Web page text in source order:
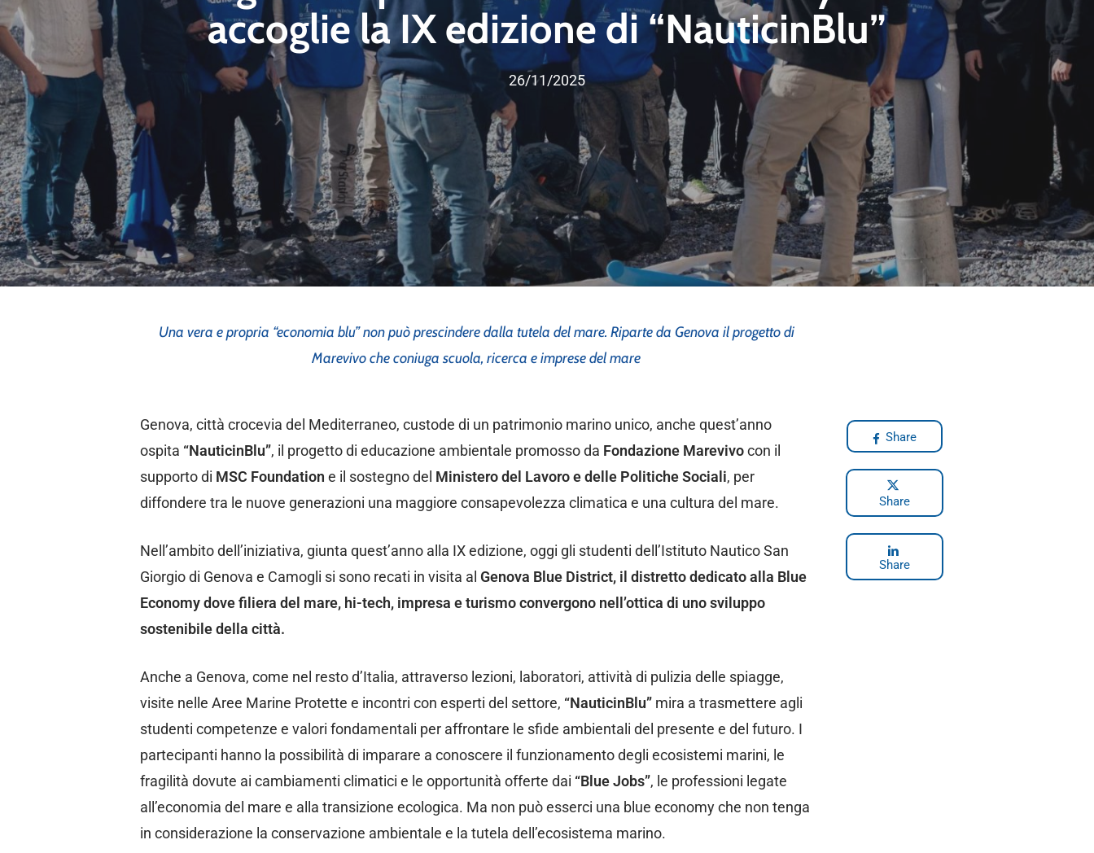
accoglie la IX edizione di “NauticinBlu”
26/11/2025
Una vera e propria “economia blu” non può prescindere dalla tutela del mare. Riparte da Genova il progetto di
Marevivo che coniuga scuola, ricerca e imprese del mare
Genova, città crocevia del Mediterraneo, custode di un patrimonio marino unico, anche quest’anno
ospita “NauticinBlu”, il progetto di educazione ambientale promosso da Fondazione Marevivocon il
supporto di MSC Foundation e il sostegno del Ministero del Lavoro e delle Politiche Sociali, per
diffondere tra le nuove generazioni una maggiore consapevolezza climatica e una cultura del mare.
Nell’ambito dell’iniziativa, giunta quest’anno alla IX edizione, oggi gli studenti dell’Istituto Nautico San
Giorgio di Genova e Camogli si sono recati in visita al Genova Blue District, il distretto dedicato alla Blue
Economy dove filiera del mare, hi-tech, impresa e turismo convergono nell’ottica di uno sviluppo
sostenibile della città.
Anche a Genova, come nel resto d’Italia, attraverso lezioni, laboratori, attività di pulizia delle spiagge,
visite nelle Aree Marine Protette e incontri con esperti del settore, “NauticinBlu” mira a trasmettere agli
studenti competenze e valori fondamentali per affrontare le sfide ambientali del presente e del futuro. I
partecipanti hanno la possibilità di imparare a conoscere il funzionamento degli ecosistemi marini, le
fragilità dovute ai cambiamenti climatici e le opportunità offerte dai “Blue Jobs”, le professioni legate
all’economia del mare e alla transizione ecologica. Ma non può esserci una blue economy che non tenga
in considerazione la conservazione ambientale e la tutela dell’ecosistema marino.
Share
Share
Share